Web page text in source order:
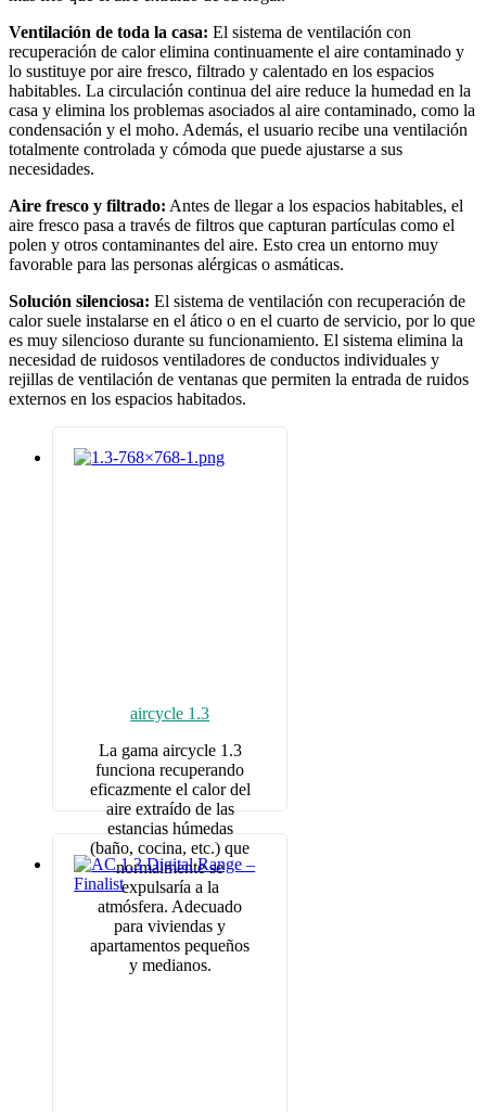
Ventilación de toda la casa: El sistema de ventilación con
recuperación de calor elimina continuamente el aire contaminado y
lo sustituye por aire fresco, filtrado y calentado en los espacios
habitables. La circulación continua del aire reduce la humedad en la
casa y elimina los problemas asociados al aire contaminado, como la
condensación y el moho. Además, el usuario recibe una ventilación
totalmente controlada y cómoda que puede ajustarse a sus
necesidades.
Aire fresco y filtrado: Antes de llegar a los espacios habitables, el
aire fresco pasa a través de filtros que capturan partículas como el
polen y otros contaminantes del aire. Esto crea un entorno muy
favorable para las personas alérgicas o asmáticas.
Solución silenciosa: El sistema de ventilación con recuperación de
calor suele instalarse en el ático o en el cuarto de servicio, por lo que
es muy silencioso durante su funcionamiento. El sistema elimina la
necesidad de ruidosos ventiladores de conductos individuales y
rejillas de ventilación de ventanas que permiten la entrada de ruidos
externos en los espacios habitados.
aircycle 1.3
La gama aircycle 1.3
funciona recuperando
eficazmente el calor del
aire extraído de las
estancias húmedas
(baño, cocina, etc.) que
normalmente se
expulsaría a la
atmósfera. Adecuado
para viviendas y
apartamentos pequeños
y medianos.